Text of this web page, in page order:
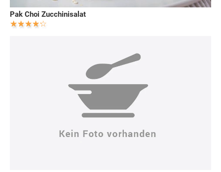
Pak Choi Zucchinisalat